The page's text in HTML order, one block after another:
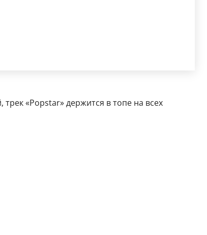
«Popstar» держится в топе на всех